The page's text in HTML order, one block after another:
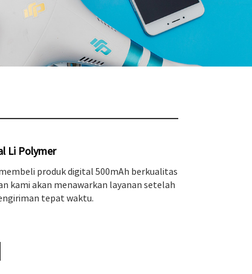
Li Polymer
produk digital 500mAh berkualitas
kami akan menawarkan layanan setelah
tepat waktu.